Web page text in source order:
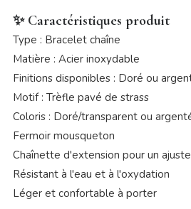
✨ Caractéristiques produit
Type : Bracelet chaîne
Matière : Acier inoxydable
Finitions disponibles : Doré ou
Motif : Trèfle pavé de strass
Coloris : Doré/transparent ou
Fermoir mousqueton
Chaînette d'extension pour un
Résistant à l'eau et à l'oxydation
Léger et confortable à porter